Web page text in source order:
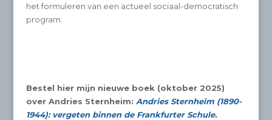
het formuleren van een actueel sociaal-democratisch
program.
Bestel hier mijn nieuwe boek (oktober 2025)
over Andries Sternheim: Andries Sternheim (1890-
1944): vergeten binnen de Frankfurter Schule.